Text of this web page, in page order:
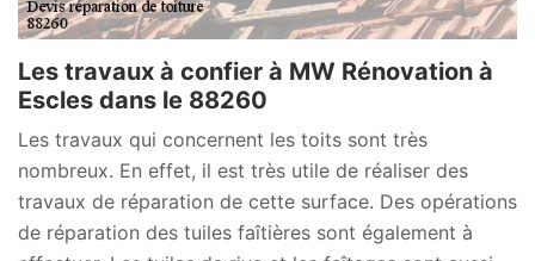
Les travaux à confier à MW Rénovation à
Escles dans le 88260
Les travaux qui concernent les toits sont très
nombreux. En effet, il est très utile de réaliser des
travaux de réparation de cette surface. Des opérations
de réparation des tuiles faîtières sont également à